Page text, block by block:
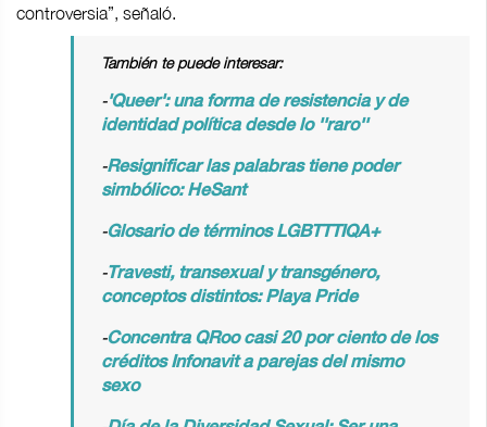
controversia”, señaló.
También te puede interesar:
-'Queer': una forma de resistencia y de
identidad política desde lo ''raro''
-Resignificar las palabras tiene poder
simbólico: HeSant
-Glosario de términos LGBTTTIQA+
-Travesti, transexual y transgénero,
conceptos distintos: Playa Pride
-Concentra QRoo casi 20 por ciento de los
créditos Infonavit a parejas del mismo
sexo